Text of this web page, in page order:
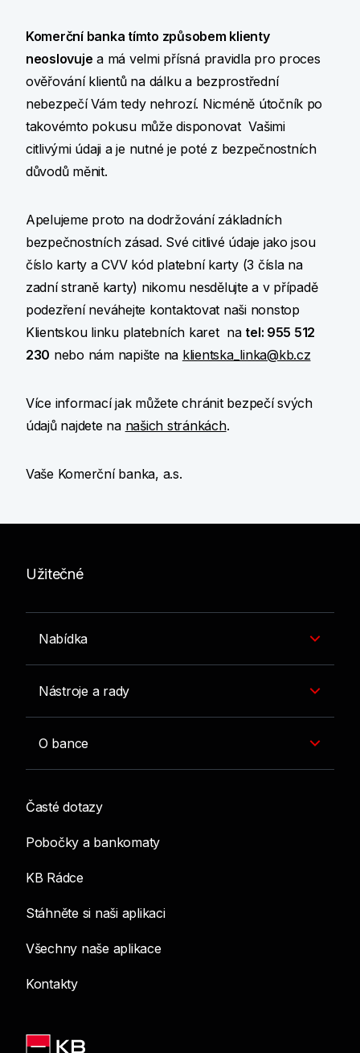
Komerční banka tímto způsobem klienty
neoslovuje a má velmi přísná pravidla pro proces
ověřování klientů na dálku a bezprostřední
nebezpečí Vám tedy nehrozí. Nicméně útočník po
takovémto pokusu může disponovat Vašimi
citlivými údaji a je nutné je poté z bezpečnostních
důvodů měnit.
Apelujeme proto na dodržování základních
bezpečnostních zásad. Své citlivé údaje jako jsou
číslo karty a CVV kód platební karty (3 čísla na
zadní straně karty) nikomu nesdělujte a v případě
podezření neváhejte kontaktovat naši nonstop
Klientskou linku platebních karet na tel: 955 512
230 nebo nám napište na klientska_linka@kb.cz
Více informací jak můžete chránit bezpečí svých
údajů najdete na našich stránkách.
Vaše Komerční banka, a.s.
Užitečné
Nabídka
Nástroje a rady
O bance
Časté dotazy
Pobočky a bankomaty
KB Rádce
Stáhněte si naši aplikaci
Všechny naše aplikace
Kontakty